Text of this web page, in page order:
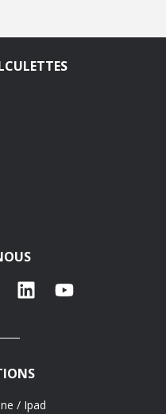
LinkedInYouTube
/ Ipad